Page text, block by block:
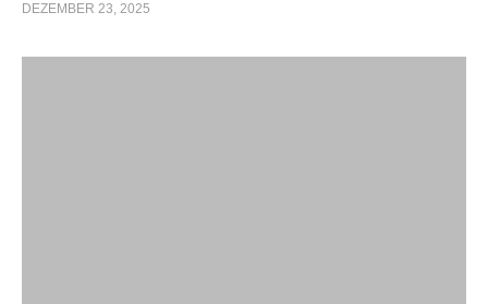
DEZEMBER 23, 2025